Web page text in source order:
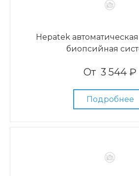
Hepatek
биопсийная
От 3 544 ₽
Подробнее